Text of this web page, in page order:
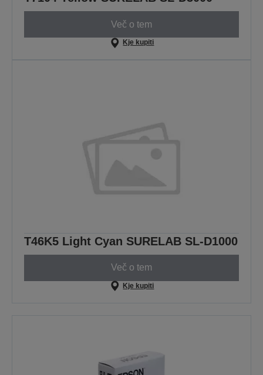
Več o tem
Kje kupiti
T46K5 Light Cyan SURELAB SL-D1000
Več o tem
Kje kupiti